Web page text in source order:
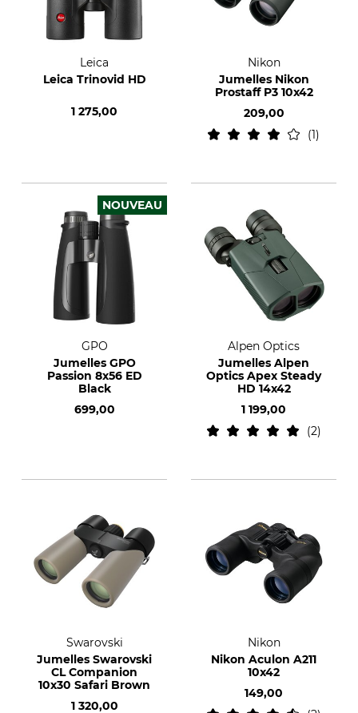
Leica
Leica Trinovid HD
1 275,00
Nikon
Jumelles Nikon
Prostaff P3 10x42
209,00
1
NOUVEAU
GPO
Jumelles GPO
Passion 8x56 ED
Black
699,00
Alpen Optics
Jumelles Alpen
Optics Apex Steady
HD 14x42
1 199,00
2
Swarovski
Jumelles Swarovski
CL Companion
10x30 Safari Brown
1 320,00
Nikon
Nikon Aculon A211
10x42
149,00